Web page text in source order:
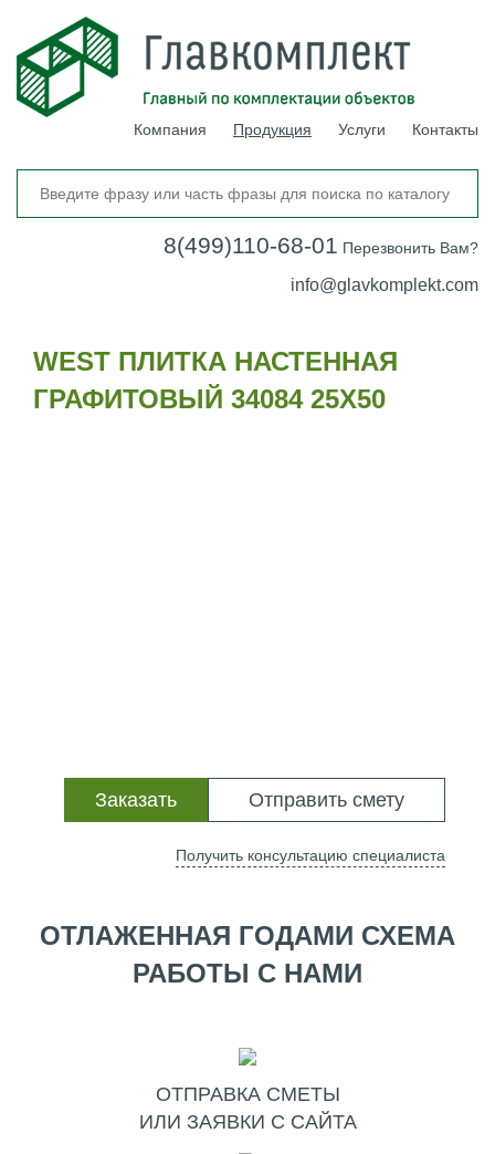
Компания Продукция Услуги Контакты
8(499)110-68-01 Перезвонить Вам?
info@glavkomplekt.com
WEST ПЛИТКА НАСТЕННАЯ
ГРАФИТОВЫЙ 34084 25Х50
Отправить смету
Заказать
Получить консультацию специалиста
ОТЛАЖЕННАЯ ГОДАМИ СХЕМА
РАБОТЫ С НАМИ
ОТПРАВКА СМЕТЫ
ИЛИ ЗАЯВКИ С САЙТА